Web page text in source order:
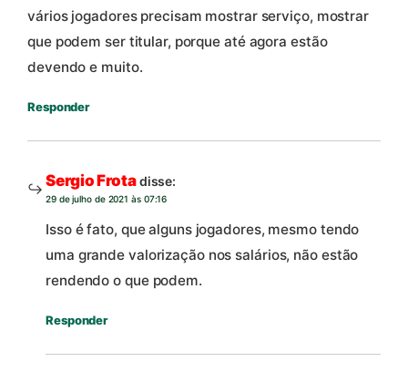
vários jogadores precisam mostrar serviço, mostrar
que podem ser titular, porque até agora estão
devendo e muito.
Responder
Sergio Frotadisse:
29 de julho de 2021 às 07:16
Isso é fato, que alguns jogadores, mesmo tendo
uma grande valorização nos salários, não estão
rendendo o que podem.
Responder